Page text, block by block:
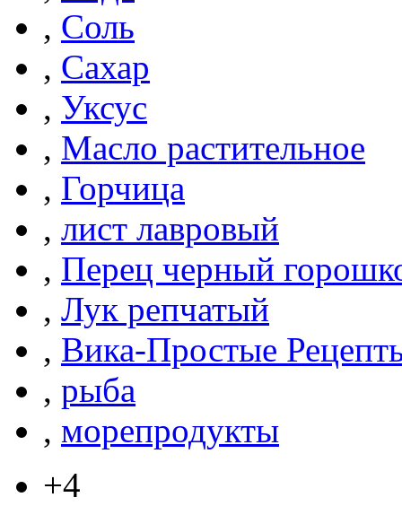
, Соль
, Сахар
, Уксус
, Масло растительное
, Горчица
, лист лавровый
, Перец черный
, Лук репчатый
, Вика-Простые
, рыба
, морепродукты
+4